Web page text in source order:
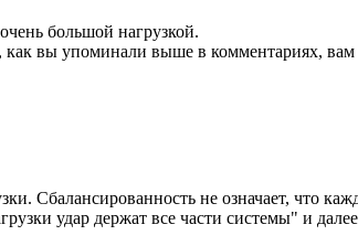
большой нагрузкой.
вы упоминали выше в комментариях, вам
Сбалансированность не означает, что
удар держат все части системы" и далее